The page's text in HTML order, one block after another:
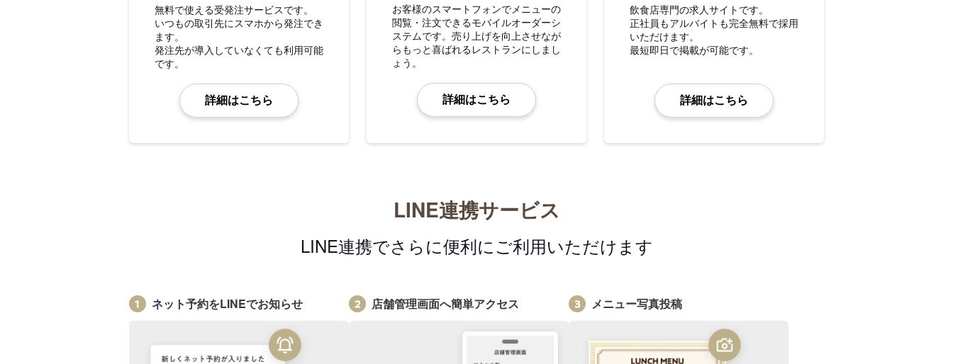
無料で使える受発注サービスです。
いつもの取引先にスマホから発注でき
ます。
発注先が導入していなくても利用可能
です。
詳細はこちら
お客様のスマートフォンでメニューの
閲覧・注文できるモバイルオーダーシ
ステムです。売り上げを向上させなが
らもっと喜ばれるレストランにしまし
ょう。
詳細はこちら
飲食店専門の求人サイトです。
正社員もアルバイトも完全無料で採用
いただけます。
最短即日で掲載が可能です。
詳細はこちら
LINE連携サービス
LINE連携でさらに便利にご利用いただけます
ネット予約をLINEでお知らせ 店舗管理画面へ簡単アクセス メニュー写真投稿